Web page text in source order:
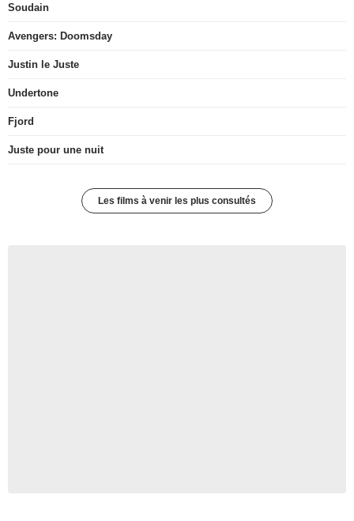
Soudain
Avengers: Doomsday
Justin le Juste
Undertone
Fjord
Juste pour une nuit
Les films à venir les plus consultés